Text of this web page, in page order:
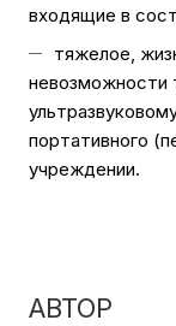
входящие в
тяжелое,
невозможности
портативного
учреждении.
АВТОР